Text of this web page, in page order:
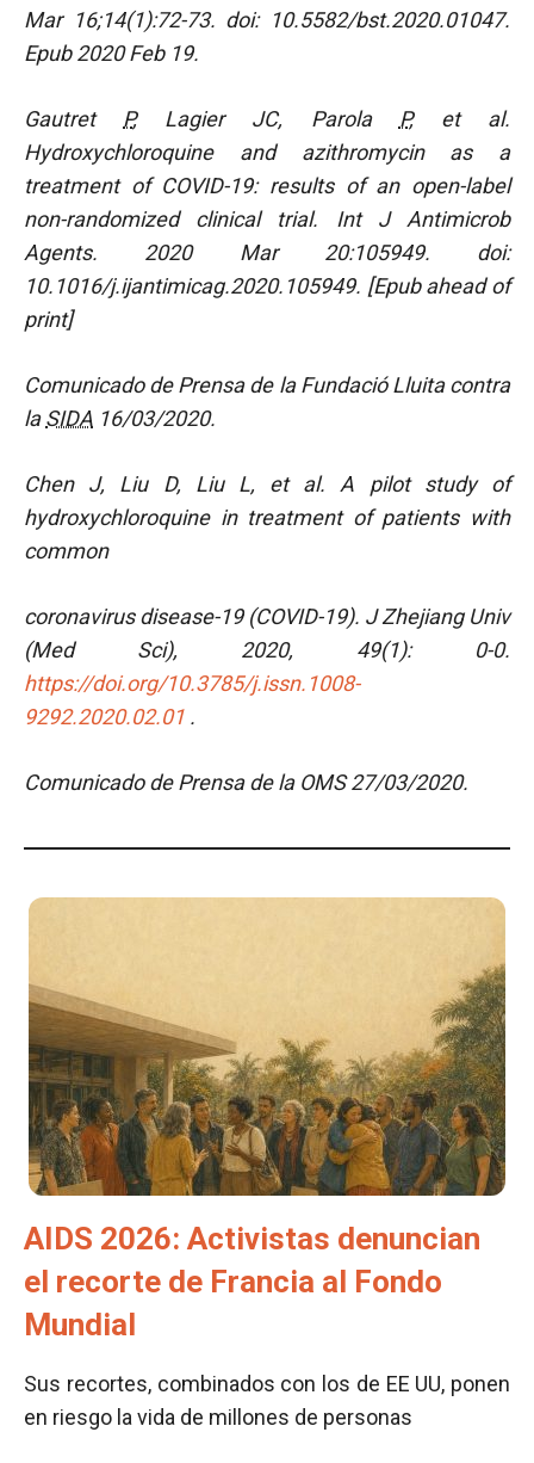
Mar 16;14(1):72-73. doi: 10.5582/bst.2020.01047.
Epub 2020 Feb 19.
Gautret P, Lagier JC, Parola P, et al.
Hydroxychloroquine and azithromycin as a
treatment of COVID-19: results of an open-label
non-randomized clinical trial. Int J Antimicrob
Agents. 2020 Mar 20:105949. doi:
10.1016/j.ijantimicag.2020.105949. [Epub ahead of
print]
Comunicado de Prensa de la Fundació Lluita contra
laSIDA 16/03/2020.
Chen J, Liu D, Liu L, et al. A pilot study of
hydroxychloroquine in treatment of patients with
common
coronavirus disease-19 (COVID-19). J Zhejiang Univ
(Med Sci), 2020, 49(1): 0-0.
https://doi.org/10.3785/j.issn.1008-
9292.2020.02.01 .
Comunicado de Prensa de la OMS 27/03/2020.
AIDS 2026: Activistas denuncian
el recorte de Francia al Fondo
Mundial
Sus recortes, combinados con los de EE UU, ponen
en riesgo la vida de millones de personas